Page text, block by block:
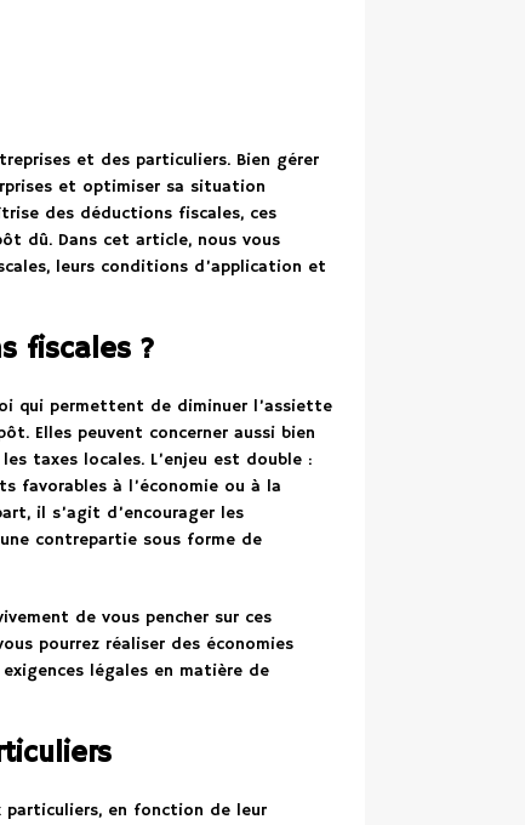
et des particuliers. Bien gérer
et optimiser sa situation
des déductions fiscales, ces
dû. Dans cet article, nous vous
leurs conditions d’application et
fiscales ?
qui permettent de diminuer l’assiette
Elles peuvent concerner aussi bien
taxes locales. L’enjeu est double :
favorables à l’économie ou à la
il s’agit d’encourager les
contrepartie sous forme de
de vous pencher sur ces
pourrez réaliser des économies
légales en matière de
particuliers, en fonction de leur